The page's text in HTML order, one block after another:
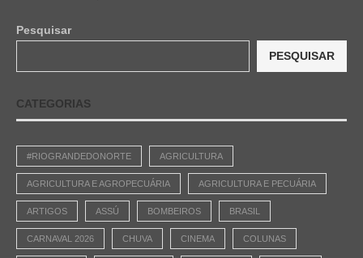
Pesquisar
PESQUISAR
CATEGORIAS
#RIOGRANDEDONORTE AGRICULTURA
AGRICULTURA E AGROPECUÁRIA AGRICULTURA E PECUÁRIA
ARTIGOS ASSÚ BOMBEIROS BRASIL
CARNAVAL 2026 CHUVA CINEMA COLUNAS